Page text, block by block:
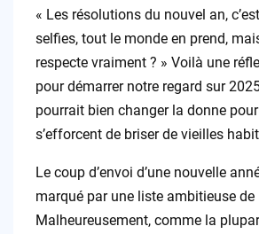
« Les résolutions du nouvel an,
selfies, tout le monde en prend,
respecte vraiment ? » Voilà une
pour démarrer notre regard sur
pourrait bien changer la donne
s’efforcent de briser de vieilles
Le coup d’envoi d’une nouvelle
marqué par une liste ambitieuse de
Malheureusement, comme la